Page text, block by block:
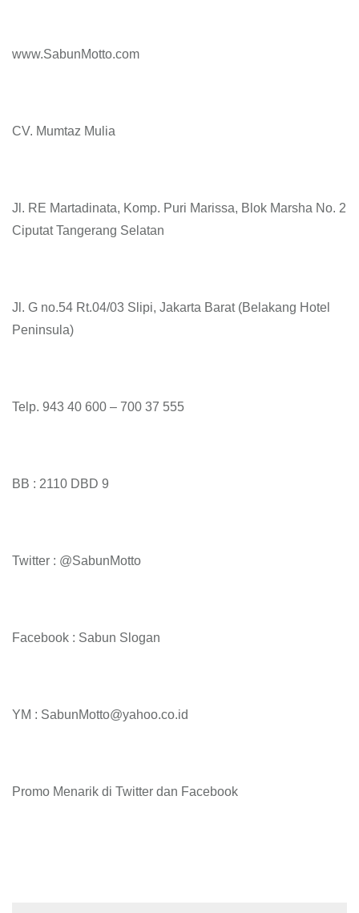
www.SabunMotto.com
CV. Mumtaz Mulia
Jl. RE Martadinata, Komp. Puri Marissa, Blok Marsha No. 2
Ciputat Tangerang Selatan
Jl. G no.54 Rt.04/03 Slipi, Jakarta Barat (Belakang Hotel
Peninsula)
Telp. 943 40 600 – 700 37 555
BB : 2110 DBD 9
Twitter : @SabunMotto
Facebook : Sabun Slogan
YM : SabunMotto@yahoo.co.id
Promo Menarik di Twitter dan Facebook